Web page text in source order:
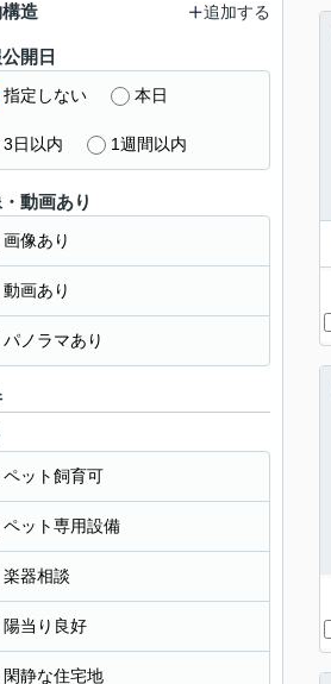
造 追加する
開日
指定しない 本日
3日以内 1週間以内
動画あり
画像あり
動画あり
パノラマあり
ペット飼育可
ペット専用設備
楽器相談
陽当り良好
閑静な住宅地